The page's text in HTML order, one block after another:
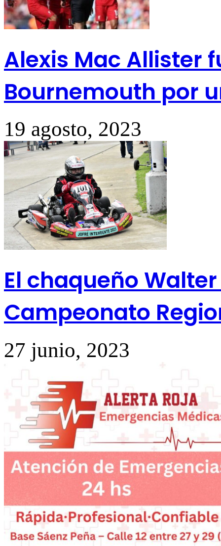
Alexis Mac Allister
Bournemouth por
19 agosto, 2023
El chaqueño
Campeonato
27 junio, 2023